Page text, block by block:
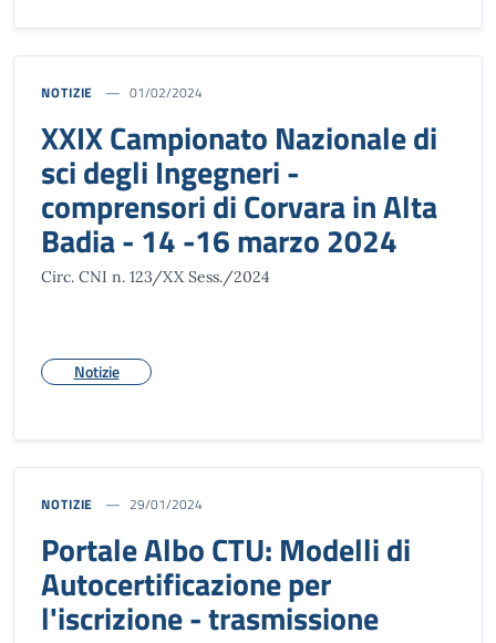
NOTIZIE 01/02/2024
XXIX Campionato Nazionale di
sci degli Ingegneri -
comprensori di Corvara in Alta
Badia - 14 -16 marzo 2024
Circ. CNI n. 123/XX Sess./2024
Notizie
NOTIZIE 29/01/2024
Portale Albo CTU: Modelli di
Autocertificazione per
l'iscrizione - trasmissione